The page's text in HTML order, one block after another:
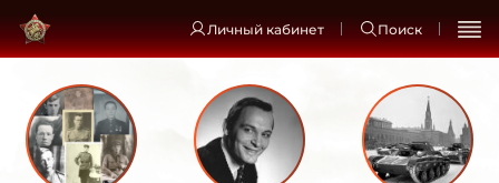
Личный кабинет Поиск